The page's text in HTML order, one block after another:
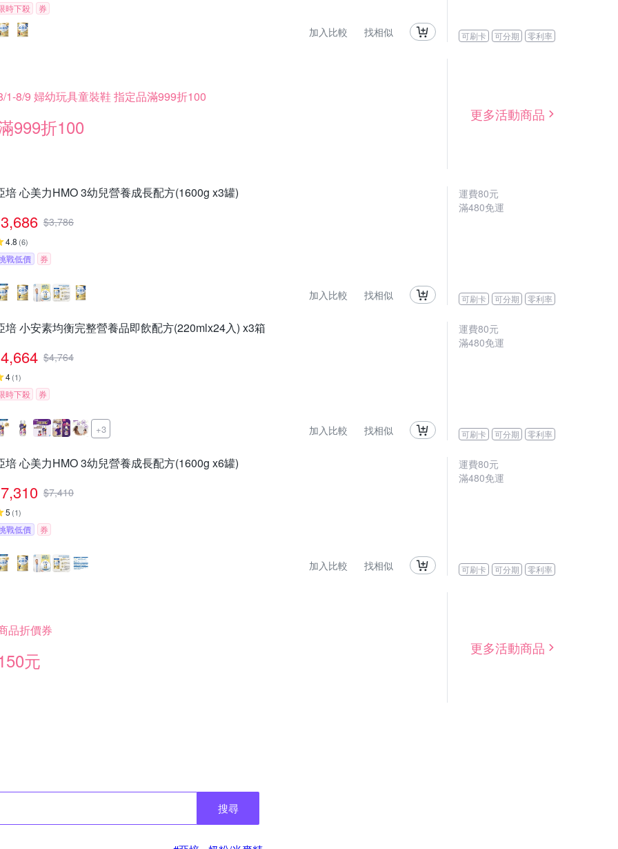
時下殺 券
加入比較 找相似 可刷卡 可分期 零利率
1-8/9 婦幼玩具童裝鞋 指定品滿999折100
999折100
更多活動商品
培 心美力HMO 3幼兒營養成長配方(1600g x3罐)
3,686 $3,786
4.8 (6)
戰低價 券
加入比較 找相似
運費80元
滿480免運
可刷卡 可分期 零利率
培 小安素均衡完整營養品即飲配方(220mlx24入) x3箱
4,664 $4,764
4(1)
時下殺 券
+3 加入比較 找相似
運費80元
滿480免運
可刷卡 可分期 零利率
培 心美力HMO 3幼兒營養成長配方(1600g x6罐)
7,310 $7,410
5 (1)
戰低價 券
加入比較 找相似
運費80元
滿480免運
可刷卡 可分期 零利率
品折價券
元
更多活動商品
搜尋